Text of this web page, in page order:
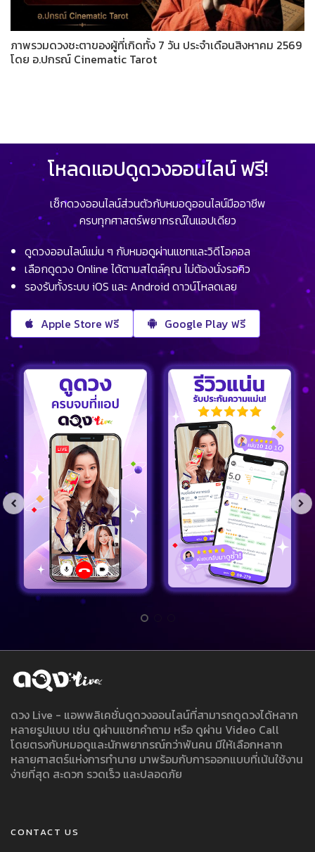
ภาพรวมดวงชะตาของผู้ที่เกิดทั้ง 7 วัน ประจำเดือนสิงหาคม 2569
โดย อ.ปกรณ์ Cinematic Tarot
โหลดแอปดูดวงออนไลน์ ฟรี!
เช็กดวงออนไลน์ส่วนตัวกับหมอดูออนไลน์มืออาชีพ
ครบทุกศาสตร์พยากรณ์ในแอปเดียว
ดูดวงออนไลน์แม่น ๆ กับหมอดูผ่านแชทและวิดีโอคอล
เลือกดูดวง Online ได้ตามสไตล์คุณ ไม่ต้องนั่งรอคิว
รองรับทั้งระบบ iOS และ Android ดาวน์โหลดเลย
Apple Store ฟรี Google Play ฟรี
ดวง Live - แอพพลิเคชั่นดูดวงออนไลน์ที่สามารถดูดวงได้หลาก
หลายรูปแบบ เช่น ดูผ่านแชทคำถาม หรือ ดูผ่าน Video Call
โดยตรงกับหมอดูและนักพยากรณ์กว่าพันคน มีให้เลือกหลาก
หลายศาสตร์แห่งการทำนาย มาพร้อมกับการออกแบบที่เน้นใช้งาน
ง่ายที่สุด สะดวก รวดเร็ว และปลอดภัย
CONTACT US